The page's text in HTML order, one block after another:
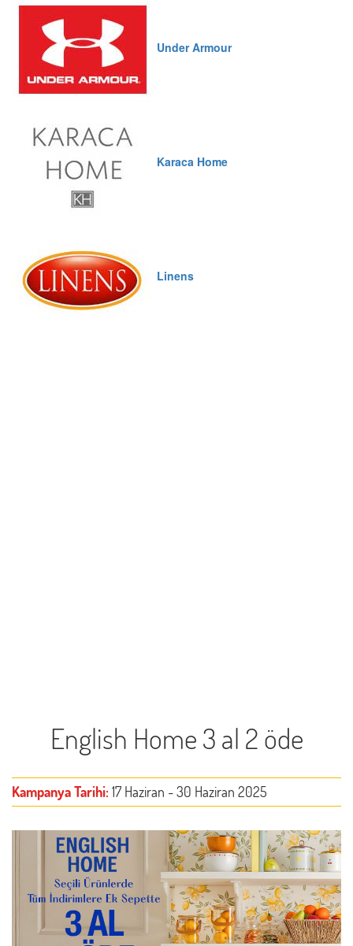
Under Armour
Karaca Home
Linens
English Home 3 al 2 öde
Kampanya Tarihi: 17 Haziran - 30 Haziran 2025